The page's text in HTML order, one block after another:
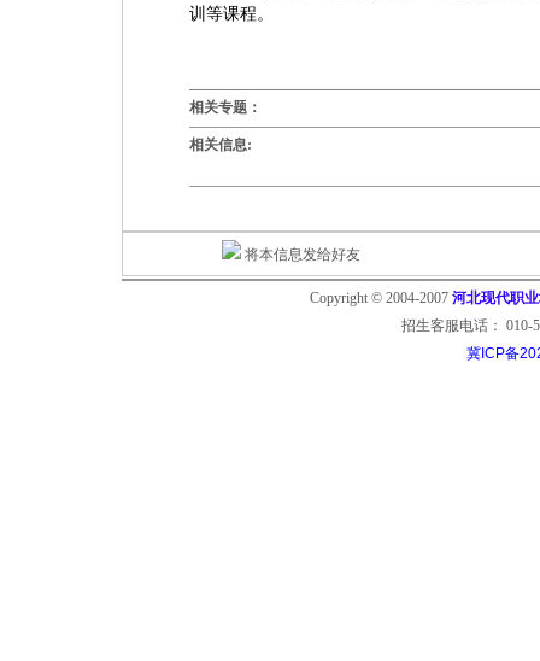
训等课程。
相关专题：
相关信息:
将本信息发给好友
Copyright © 2004-2007 河北现代职
招生客服电话： 010-
冀ICP备